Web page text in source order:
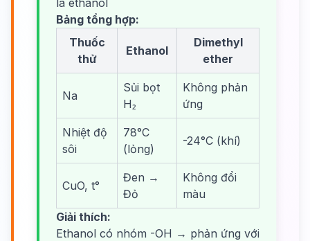
là ethanol
Bảng tổng hợp:
Thuốc
thử
Ethanol
Dimethyl
ether
Na
Sủi bọt
H₂
Không phản
ứng
Nhiệt độ
sôi
78°C
(lỏng)
-24°C (khí)
CuO, t°
Đen →
Đỏ
Không đổi
màu
Giải thích:
Ethanol có nhóm -OH → phản ứng với